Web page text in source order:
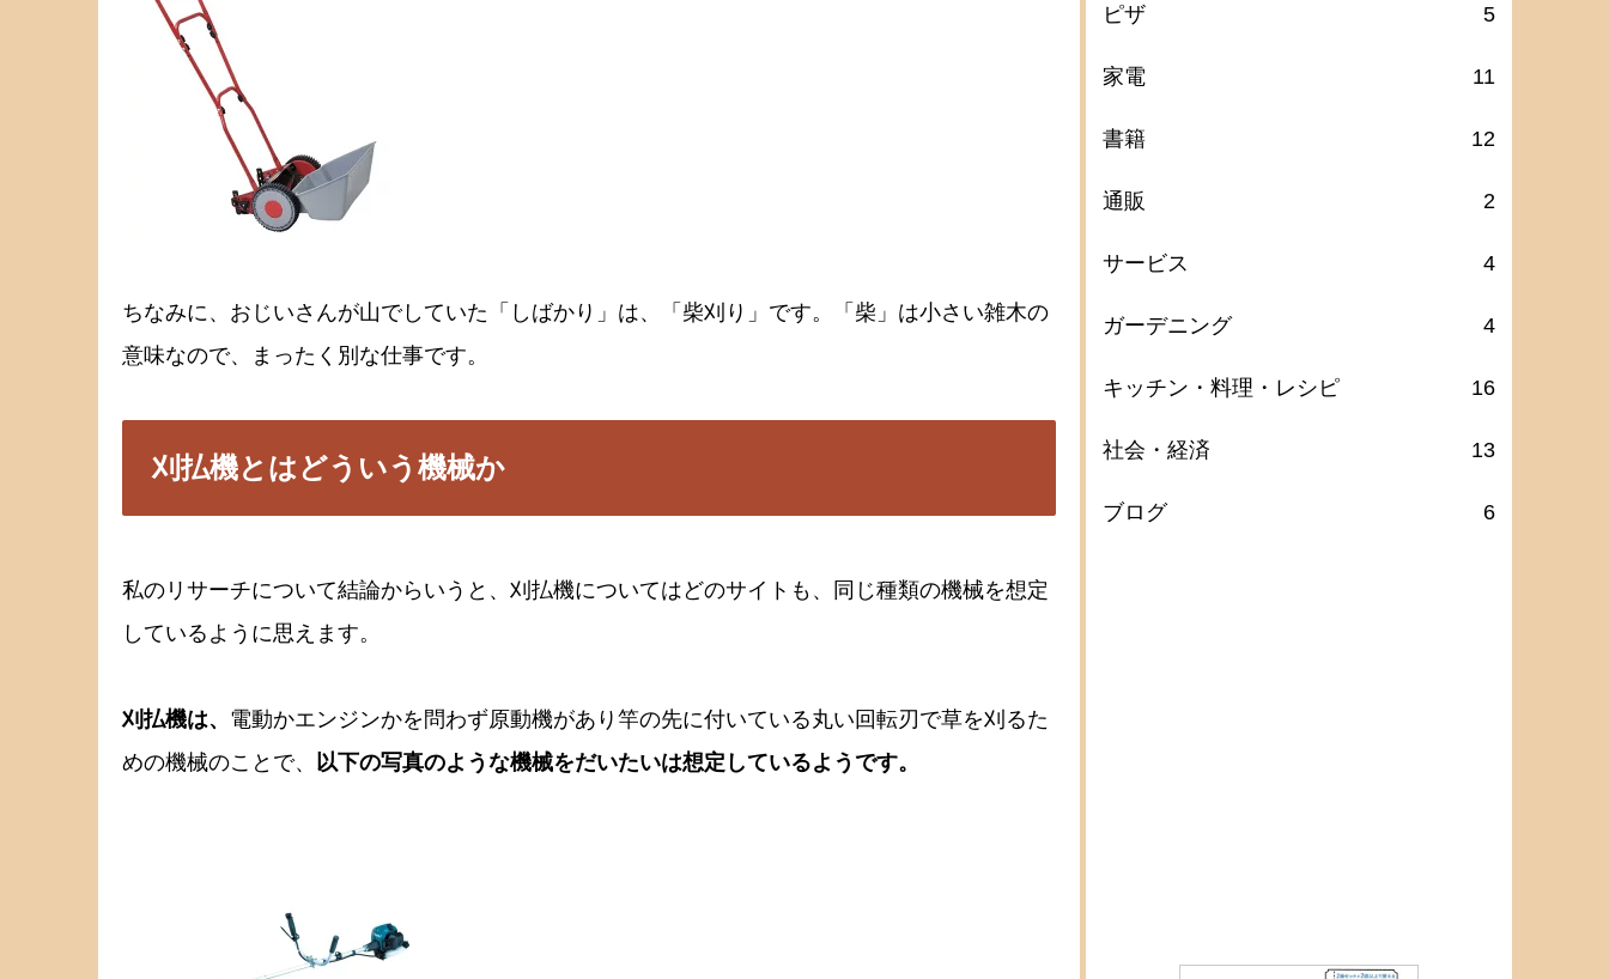
ちなみに、おじいさんが山でしていた「しばかり」は、「柴刈り」です。「柴」は小さい雑木の
意味なので、まったく別な仕事です。
刈払機とはどういう機械か
私のリサーチについて結論からいうと、刈払機についてはどのサイトも、同じ種類の機械を想定
しているように思えます。
刈払機は、 電動かエンジンかを問わず原動機があり竿の先に付いている丸い回転刃で草を刈るた
めの機械のことで、
以下の写真のような機械をだいたいは想定しているようです。
ピザ 5
家電 11
書籍 12
通販 2
サービス 4
ガーデニング 4
キッチン・料理・レシピ 16
社会・経済 13
ブログ 6